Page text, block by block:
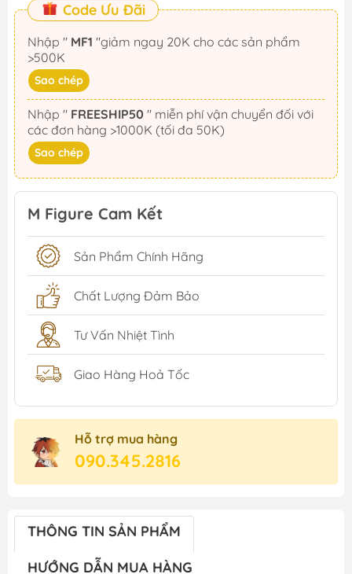
Code Ưu Đãi
Nhập " MF1
>500K
Sao chép
Nhập " FREESHIP50
các đơn hàng >1000K (tối đa 50K)
Sao chép
M Figure Cam Kết
Sản Phẩm Chính Hãng
Chất Lượng Đảm Bảo
Tư Vấn Nhiệt Tình
Giao Hàng Hoả Tốc
Hỗ trợ mua hàng
090.345.2816
THÔNG TIN SẢN PHẨM
HƯỚNG DẪN MUA HÀNG